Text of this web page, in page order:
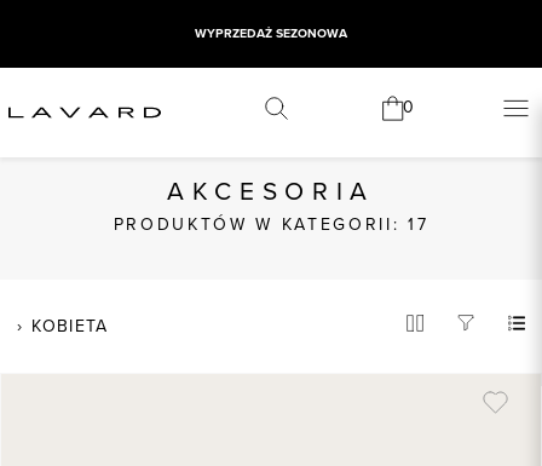
WYPRZEDAŻ SEZONOWA
0
AKCESORIA
PRODUKTÓW W KATEGORII: 17
KOBIETA